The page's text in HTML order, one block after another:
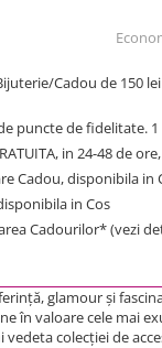
Cadou de 150
puncte de fidelitate. 1
in 24-48 de
Cadou, disponibila in
in Cos
Cadourilor* (vezi
glamour şi
în valoare cele mai
vedeta colecţiei de